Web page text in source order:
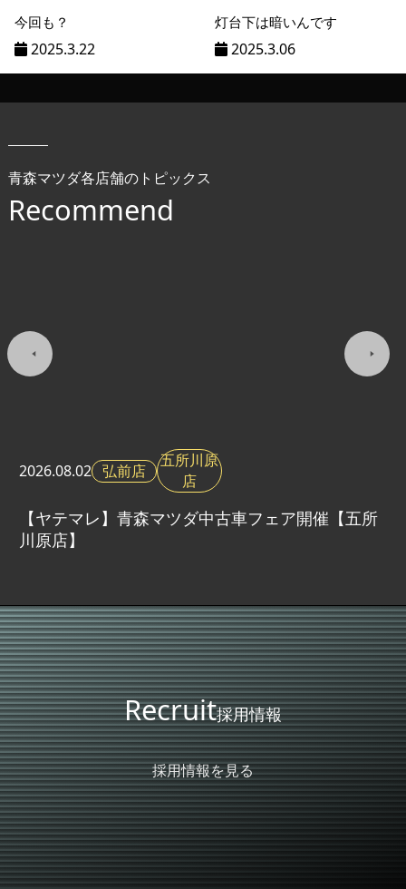
今回も？
2025.3.22
灯台下は暗いんです
2025.3.06
青森マツダ各店舗のトピックス
2026.08.02 弘前店
五所川原
店
【ヤテマレ】青森マツダ中古車フェア開催【五所
川原店】
Recruit採用情報
採用情報を見る